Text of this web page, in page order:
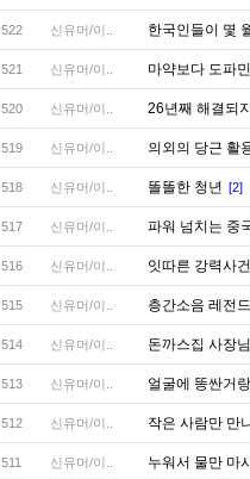
522 신유머/이.. 한국인들이 몇
521 신유머/이.. 마약보다 도파
520 신유머/이.. 26년째 해결되
519 신유머/이.. 의외의 당근 활
518 신유머/이.. 똘똘한 청년 [2]
517 신유머/이.. 파워 넘치는 중
516 신유머/이.. 잇따른 강력사
515 신유머/이.. 층간소음 레전
514 신유머/이.. 돈까스집 사장
513 신유머/이.. 얼굴에 똥싼거
512 신유머/이.. 작은 사람만 만
511 신유머/이.. 누워서 물만 마